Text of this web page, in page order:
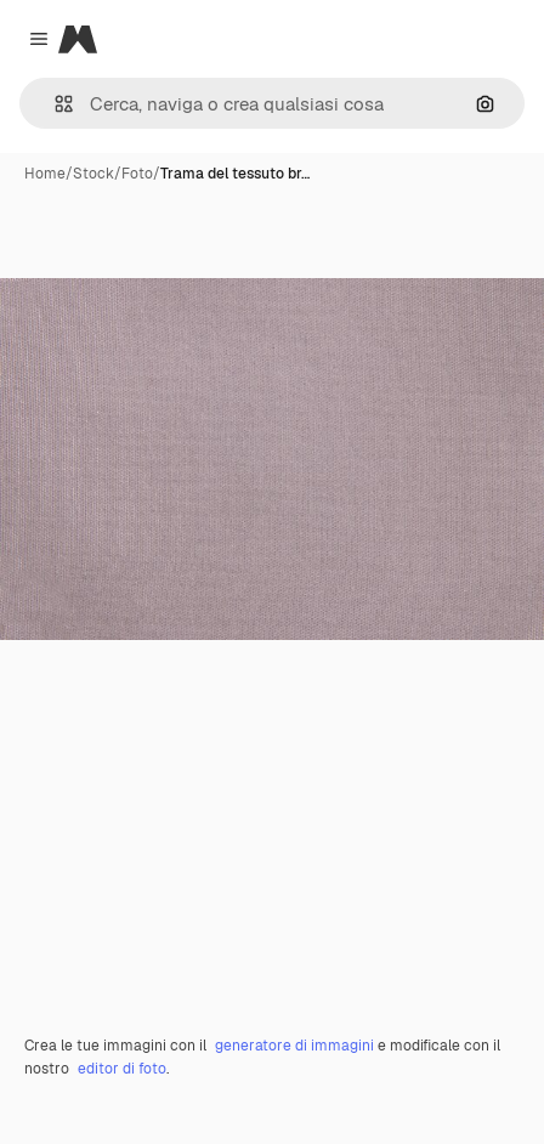
Close menu
Magnific
Cerca
Home/Stock/Foto/Trama del tessuto br…
Crea le tue immagini con il generatore di immagini e modificale con il
nostro editor di foto.